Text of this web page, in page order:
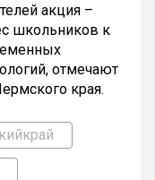
акция –
школьников к
отмечают
края.